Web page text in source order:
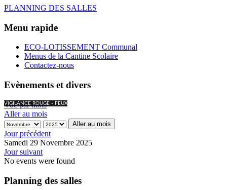
PLANNING DES SALLES
Menu rapide
ECO-LOTISSEMENT Communal
Menus de la Cantine Scolaire
Contactez-nous
Evènements et divers
VIGILANCE ROUGE - FEUX
Vue par mois
Aller au mois
Aller au mois
Jour précédent
Samedi 29 Novembre 2025
Jour suivant
No events were found
Planning des salles